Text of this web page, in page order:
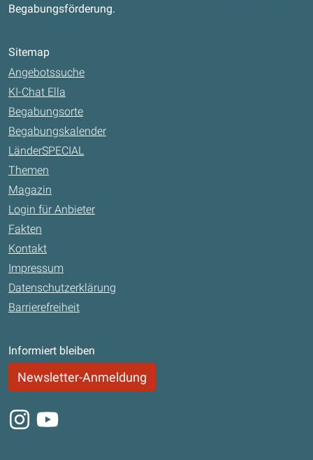
Begabungsförderung.
Sitemap
Angebotssuche
KI-Chat Ella
Begabungsorte
Begabungskalender
LänderSPECIAL
Themen
Magazin
Login für Anbieter
Fakten
Kontakt
Impressum
Datenschutzerklärung
Barrierefreiheit
Informiert bleiben
Newsletter-Anmeldung
Instagram
Youtube